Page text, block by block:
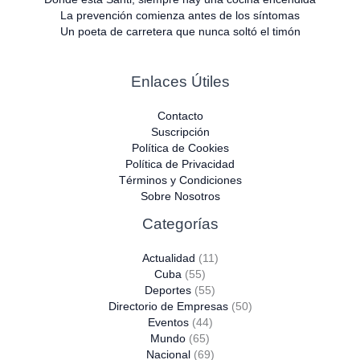
La prevención comienza antes de los síntomas
Un poeta de carretera que nunca soltó el timón
Enlaces Útiles
Contacto
Suscripción
Política de Cookies
Política de Privacidad
Términos y Condiciones
Sobre Nosotros
Categorías
Actualidad (11)
Cuba (55)
Deportes (55)
Directorio de Empresas(50)
Eventos(44)
Mundo (65)
Nacional (69)